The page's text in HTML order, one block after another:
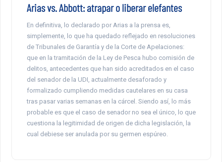
Arias vs. Abbott: atrapar o liberar elefantes
En definitiva, lo declarado por Arias a la prensa es,
simplemente, lo que ha quedado reflejado en resoluciones
de Tribunales de Garantía y de la Corte de Apelaciones:
que en la tramitación de la Ley de Pesca hubo comisión de
delitos, antecedentes que han sido acreditados en el caso
del senador de la UDI, actualmente desaforado y
formalizado cumpliendo medidas cautelares en su casa
tras pasar varias semanas en la cárcel. Siendo así, lo más
probable es que el caso de senador no sea el único, lo que
cuestiona la legitimidad de origen de dicha legislación, la
cual debiese ser anulada por su germen espúreo.